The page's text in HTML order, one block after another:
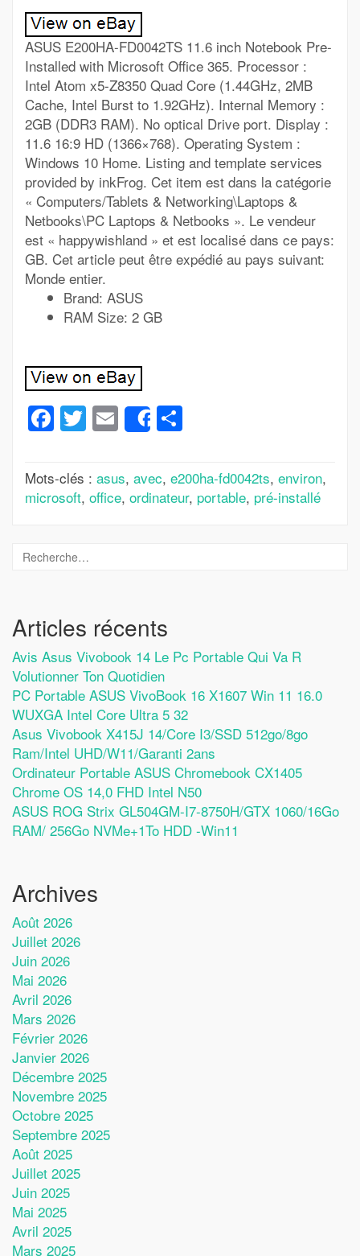
ASUS E200HA-FD0042TS 11.6 inch Notebook Pre-
Installed with Microsoft Office 365. Processor :
Intel Atom x5-Z8350 Quad Core (1.44GHz, 2MB
Cache, Intel Burst to 1.92GHz). Internal Memory :
2GB (DDR3 RAM). No optical Drive port. Display :
11.6 16:9 HD (1366×768). Operating System :
Windows 10 Home. Listing and template services
provided by inkFrog. Cet item est dans la catégorie
« Computers/Tablets & Networking\Laptops &
Netbooks\PC Laptops & Netbooks ». Le vendeur
est « happywishland » et est localisé dans ce pays:
GB. Cet article peut être expédié au pays suivant:
Monde entier.
Brand: ASUS
RAM Size: 2 GB
Facebook
Twitter
Email
Share
Mots-clés : asus, avec, e200ha-fd0042ts, environ,
microsoft, office, ordinateur, portable, pré-installé
Articles récents
Avis Asus Vivobook 14 Le Pc Portable Qui Va R
Volutionner Ton Quotidien
PC Portable ASUS VivoBook 16 X1607 Win 11 16.0
WUXGA Intel Core Ultra 5 32
Asus Vivobook X415J 14/Core I3/SSD 512go/8go
Ram/Intel UHD/W11/Garanti 2ans
Ordinateur Portable ASUS Chromebook CX1405
Chrome OS 14,0 FHD Intel N50
ASUS ROG Strix GL504GM-I7-8750H/GTX 1060/16Go
RAM/ 256Go NVMe+1To HDD -Win11
Archives
Août 2026
Juillet 2026
Juin 2026
Mai 2026
Avril 2026
Mars 2026
Février 2026
Janvier 2026
Décembre 2025
Novembre 2025
Octobre 2025
Septembre 2025
Août 2025
Juillet 2025
Juin 2025
Mai 2025
Avril 2025
Mars 2025